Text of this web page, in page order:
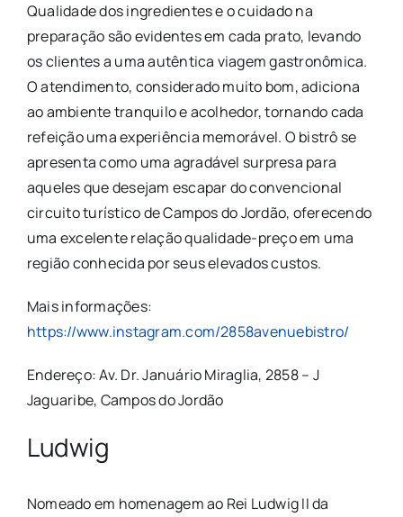
Qualidade dos ingredientes e o cuidado na
preparação são evidentes em cada prato, levando
os clientes a uma autêntica viagem gastronômica.
O atendimento, considerado muito bom, adiciona
ao ambiente tranquilo e acolhedor, tornando cada
refeição uma experiência memorável. O bistrô se
apresenta como uma agradável surpresa para
aqueles que desejam escapar do convencional
circuito turístico de Campos do Jordão, oferecendo
uma excelente relação qualidade-preço em uma
região conhecida por seus elevados custos.
Mais informações:
https://www.instagram.com/2858avenuebistro/
Endereço: Av. Dr. Januário Miraglia, 2858 – J
Jaguaribe, Campos do Jordão
Ludwig
Nomeado em homenagem ao Rei Ludwig II da